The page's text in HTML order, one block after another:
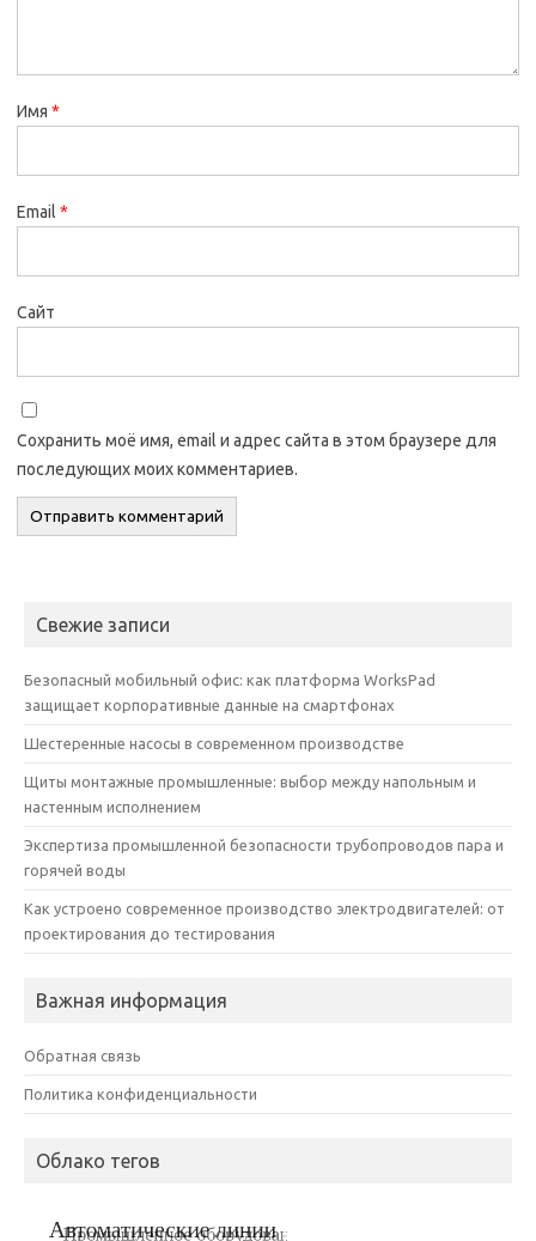
Имя *
Email *
Сайт
Сохранить моё имя, email и адрес сайта в этом браузере для
последующих моих комментариев.
Свежие записи
Безопасный мобильный офис: как платформа WorksPad
защищает корпоративные данные на смартфонах
Шестеренные насосы в современном производстве
Щиты монтажные промышленные: выбор между напольным и
настенным исполнением
Экспертиза промышленной безопасности трубопроводов пара и
горячей воды
Как устроено современное производство электродвигателей: от
проектирования до тестирования
Важная информация
Обратная связь
Политика конфиденциальности
Облако тегов